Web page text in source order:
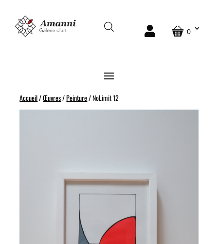
0
Accueil/Œuvres/Peinture/ NoLimit 12